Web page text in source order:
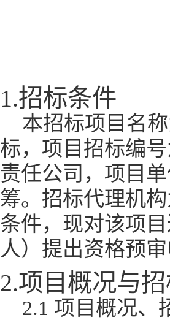
1.招标条件
本招标项目名
标，项目招标编
责任公司，项目
筹。招标代理机
条件，现对该项
人）提出资格预审
2.项目概况与招
2.1 项目概况、